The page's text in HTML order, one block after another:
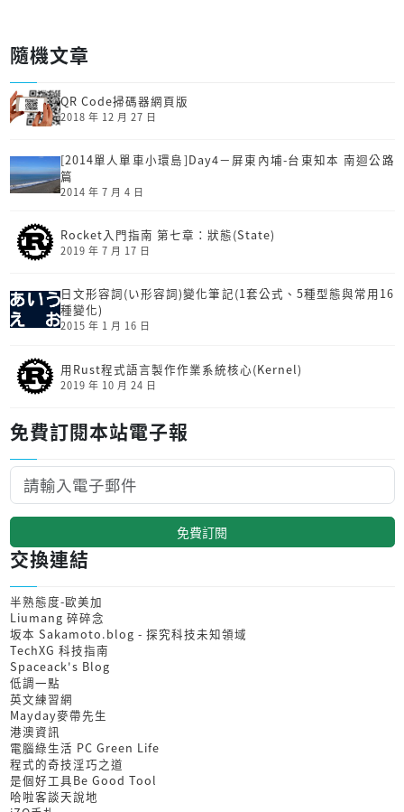
隨機文章
QR Code掃碼器網頁版
2018 年 12 月 27 日
[2014單人單車小環島]Day4－屏東內埔-台東知本 南迴公路
篇
2014 年 7 月 4 日
Rocket入門指南 第七章：狀態(State)
2019 年 7 月 17 日
日文形容詞(い形容詞)變化筆記(1套公式、5種型態與常用16
種變化)
2015 年 1 月 16 日
用Rust程式語言製作作業系統核心(Kernel)
2019 年 10 月 24 日
免費訂閱本站電子報
免費訂閱
交換連結
半熟態度-歐美加
Liumang 碎碎念
坂本 Sakamoto.blog - 探究科技未知領域
TechXG 科技指南
Spaceack's Blog
低調一點
英文練習網
Mayday麥帶先生
港澳資訊
電腦綠生活 PC Green Life
程式的奇技淫巧之道
是個好工具Be Good Tool
哈啦客談天說地